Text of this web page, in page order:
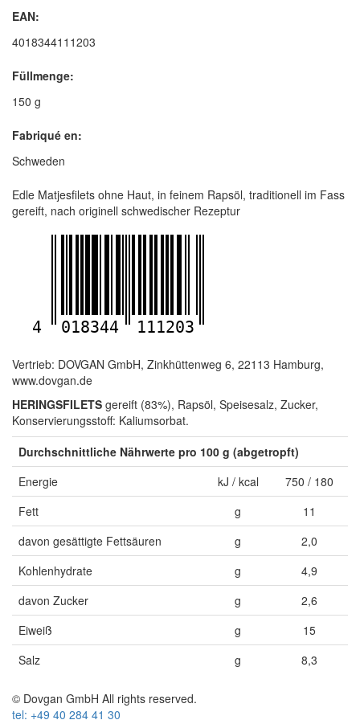
EAN:
4018344111203
Füllmenge:
150 g
Fabriqué en:
Schweden
Edle Matjesfilets ohne Haut, in feinem Rapsöl, traditionell im Fass
gereift, nach originell schwedischer Rezeptur
4 018344 111203
Vertrieb: DOVGAN GmbH, Zinkhüttenweg 6, 22113 Hamburg,
www.dovgan.de
HERINGSFILETS gereift (83%), Rapsöl, Speisesalz, Zucker,
Konservierungsstoff: Kaliumsorbat.
Durchschnittliche Nährwerte pro 100 g (abgetropft)
Energie
kJ / kcal
750 / 180
Fett
g
11
davon gesättigte Fettsäuren
g
2,0
Kohlenhydrate
g
4,9
davon Zucker
g
2,6
Eiweiß
g
15
Salz
g 8,3
© Dovgan GmbH All rights reserved.
tel: +49 40 284 41 30